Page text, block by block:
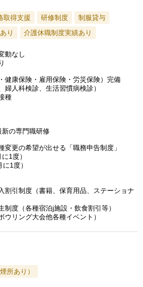
取得支援 研修制度
制服貸与
り
介護休職制度実績あり
動なし
健康保険・雇用保険・労災保険）完備
婦人科検診、生活習慣病検診）
種
新の専門職研修
変更の希望が出せる「職務申告制度」
1度）
1度）
割引制度（書籍、保育用品、ステーショナ
制度（各種宿泊j施設・飲食割引等）
ウリング大会他各種イベント）
所あり）